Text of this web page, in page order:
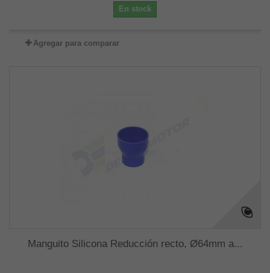
En stock
Agregar para comparar
Manguito Silicona Reducción recto, Ø64mm a...